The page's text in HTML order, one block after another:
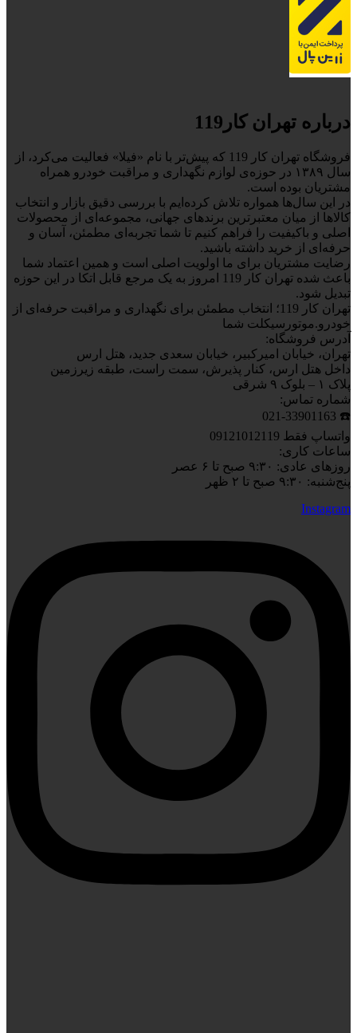
درباره تهران کار119
فروشگاه تهران کار 119 که پیش‌تر با نام «فیلا» فعالیت می‌کرد، از
سال ۱۳۸۹ در حوزه‌ی لوازم نگهداری و مراقبت خودرو همراه
مشتریان بوده است.
در این سال‌ها همواره تلاش کرده‌ایم با بررسی دقیق بازار و انتخاب
کالاها از میان معتبرترین برندهای جهانی، مجموعه‌ای از محصولات
اصلی و باکیفیت را فراهم کنیم تا شما تجربه‌ای مطمئن، آسان و
حرفه‌ای از خرید داشته باشید.
رضایت مشتریان برای ما اولویت اصلی است و همین اعتماد شما
باعث شده تهران کار 119 امروز به یک مرجع قابل اتکا در این حوزه
تبدیل شود.
تهران کار 119؛ انتخاب مطمئن برای نگهداری و مراقبت حرفه‌ای از
خودرو.موتورسیکلت شما
آدرس فروشگاه:
تهران، خیابان امیرکبیر، خیابان سعدی جدید، هتل ارس
داخل هتل ارس، کنار پذیرش، سمت راست، طبقه زیرزمین
پلاک ۱ – بلوک ۹ شرقی
شماره تماس:
☎️ 021-33901163
واتساپ فقط 09121012119
ساعات کاری:
روزهای عادی: ۹:۳۰ صبح تا ۶ عصر
پنج‌شنبه: ۹:۳۰ صبح تا ۲ ظهر
Instagram